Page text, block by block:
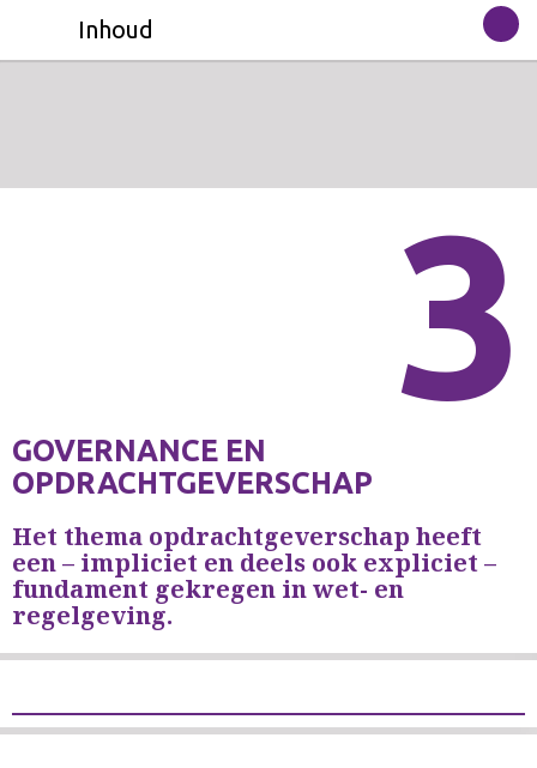
Inhoud
3
GOVERNANCE EN
OPDRACHTGEVERSCHAP
Het thema opdrachtgeverschap heeft
een – impliciet en deels ook expliciet –
fundament gekregen in wet- en
regelgeving.